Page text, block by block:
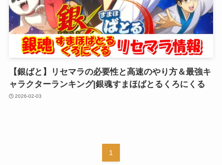
【銀ばと】リセマラの必要性と高速のやり方＆最強キ
ャラクターランキング|銀魂すまほばとるくろにくる
2026-02-03
1